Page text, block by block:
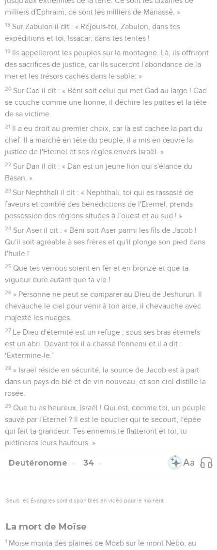
milliers d'Ephraïm, ce sont les milliers de Manassé. »
18 Sur Zabulon il dit : « Réjouis-toi, Zabulon, dans tes
expéditions et toi, Issacar, dans tes tentes !
19 Ils appelleront les peuples sur la montagne. Là, ils offriront
des sacrifices de justice, car ils suceront l'abondance de la
mer et les trésors cachés dans le sable. »
20 Sur Gad il dit : « Béni soit celui qui met Gad au large ! Gad
se couche comme une lionne, il déchire les pattes et la tête
de sa victime.
21 Il a eu droit au premier choix, car là est cachée la part du
chef. Il a marché en tête du peuple, il a mis en œuvre la
justice de l'Eternel et ses règles envers Israël. »
22 Sur Dan il dit : « Dan est un jeune lion qui s'élance du
Basan. »
23 Sur Nephthali il dit : « Nephthali, toi qui es rassasié de
faveurs et comblé des bénédictions de l'Eternel, prends
possession des régions situées à l’ouest et au sud ! »
24 Sur Aser il dit : « Béni soit Aser parmi les fils de Jacob !
Qu'il soit agréable à ses frères et qu'il plonge son pied dans
l'huile !
25 Que tes verrous soient en fer et en bronze et que ta
vigueur dure autant que ta vie !
26 » Personne ne peut se comparer au Dieu de Jeshurun. Il
chevauche le ciel pour venir à ton aide, il chevauche avec
majesté les nuages.
27 Le Dieu d'éternité est un refuge ; sous ses bras éternels
est un abri. Devant toi il a chassé l'ennemi et il a dit :
‘Extermine-le.’
28 » Israël réside en sécurité, la source de Jacob est à part
dans un pays de blé et de vin nouveau, et son ciel distille la
rosée.
29 Que tu es heureux, Israël ! Qui est, comme toi, un peuple
sauvé par l'Eternel ? Il est le bouclier qui te secourt, l'épée
qui fait ta grandeur. Tes ennemis te flatteront et toi, tu
piétineras leurs hauteurs. »
Deutéronome 34
Seuls les Évangiles sont disponibles en vidéo pour le moment.
La mort de Moïse
1 Moïse monta des plaines de Moab sur le mont Nebo, au